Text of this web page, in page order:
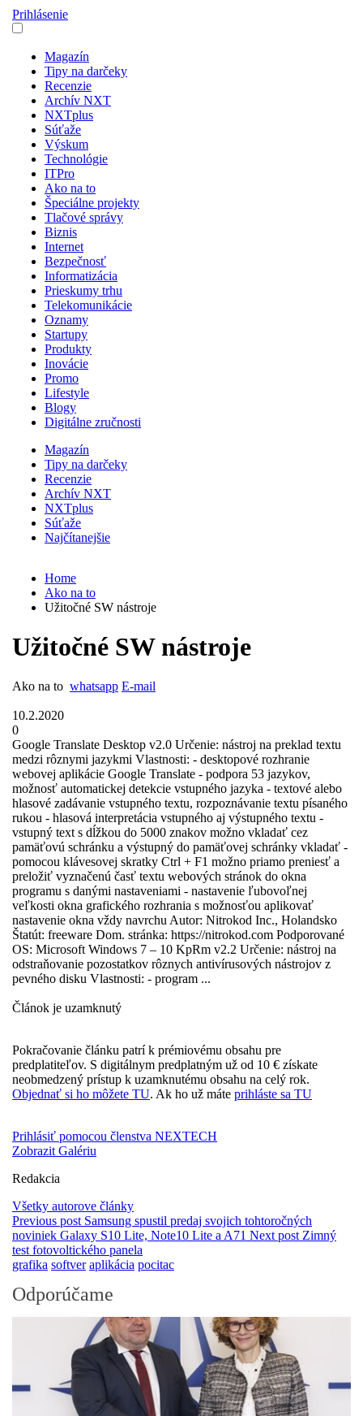
Prihlásenie
Magazín
Tipy na darčeky
Recenzie
Archív NXT
NXTplus
Súťaže
Výskum
Technológie
ITPro
Ako na to
Špeciálne projekty
Tlačové správy
Biznis
Internet
Bezpečnosť
Informatizácia
Prieskumy trhu
Telekomunikácie
Oznamy
Startupy
Produkty
Inovácie
Promo
Lifestyle
Blogy
Digitálne zručnosti
Magazín
Tipy na darčeky
Recenzie
Archív NXT
NXTplus
Súťaže
Najčítanejšie
Home
Ako na to
Užitočné SW nástroje
Užitočné SW nástroje
Ako na to whatsapp E-mail
10.2.2020
0
Google Translate Desktop v2.0 Určenie: nástroj na preklad textu
medzi rôznymi jazykmi Vlastnosti: - desktopové rozhranie
webovej aplikácie Google Translate - podpora 53 jazykov,
možnosť automatickej detekcie vstupného jazyka - textové alebo
hlasové zadávanie vstupného textu, rozpoznávanie textu písaného
rukou - hlasová interpretácia vstupného aj výstupného textu -
vstupný text s dĺžkou do 5000 znakov možno vkladať cez
pamäťovú schránku a výstupný do pamäťovej schránky vkladať -
pomocou klávesovej skratky Ctrl + F1 možno priamo preniesť a
preložiť vyznačenú časť textu webových stránok do okna
programu s danými nastaveniami - nastavenie ľubovoľnej
veľkosti okna grafického rozhrania s možnosťou aplikovať
nastavenie okna vždy navrchu Autor: Nitrokod Inc., Holandsko
Štatút: freeware Dom. stránka: https://nitrokod.com Podporované
OS: Microsoft Windows 7 – 10 KpRm v2.2 Určenie: nástroj na
odstraňovanie pozostatkov rôznych antivírusových nástrojov z
pevného disku Vlastnosti: - program ...
Článok je uzamknutý
Pokračovanie článku patrí k prémiovému obsahu pre
predplatiteľov. S digitálnym predplatným už od 10 € získate
neobmedzený prístup k uzamknutému obsahu na celý rok.
Objednať si ho môžete TU. Ak ho už máte prihláste sa TU
Prihlásiť pomocou členstva NEXTECH
Zobrazit Galériu
Redakcia
Všetky autorove články
Previous post Samsung spustil predaj svojich tohtoročných
noviniek Galaxy S10 Lite, Note10 Lite a A71 Next post Zimný
test fotovoltického panela
grafika softver aplikácia pocitac
Odporúčame